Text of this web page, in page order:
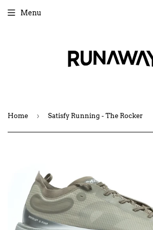
Menu
Home › Satisfy Running - The Rocker